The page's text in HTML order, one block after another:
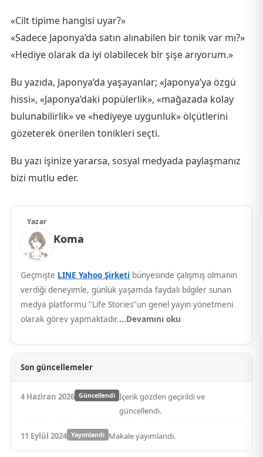
«Cilt tipime hangisi uyar?»
«Sadece Japonya’da satın alınabilen bir tonik var mı?»
«Hediye olarak da iyi olabilecek bir şişe arıyorum.»
Bu yazıda, Japonya’da yaşayanlar; «Japonya’ya özgü
hissi», «Japonya’daki popülerlik», «mağazada kolay
bulunabilirlik» ve «hediyeye uygunluk» ölçütlerini
gözeterek önerilen tonikleri seçti.
Bu yazı işinize yararsa, sosyal medyada paylaşmanız
bizi mutlu eder.
Yazar
Koma
Geçmişte LINE Yahoo Şirketi bünyesinde çalışmış olmanın
verdiği deneyimle, günlük yaşamda faydalı bilgiler sunan
medya platformu "Life Stories"un genel yayın yönetmeni
olarak görev yapmaktadır.…Devamını oku
Son güncellemeler
4 Haziran 2026 Güncellendi İçerik gözden geçirildi ve
güncellendi.
11 Eylül 2024 Yayımlandı Makale yayımlandı.